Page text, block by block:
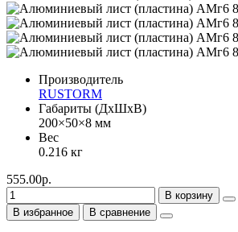
Производитель
RUSTORM
Габариты (ДхШхВ)
200×50×8 мм
Вес
0.216 кг
555.00р.
В корзину
В избранное
В сравнение